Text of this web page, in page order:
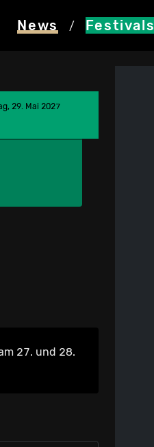
News / Festivals
29. Mai 2027
27. und 28.